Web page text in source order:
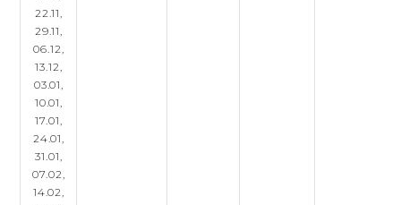
22.11,
29.11,
06.12,
13.12,
03.01,
10.01,
17.01,
24.01,
31.01,
07.02,
14.02,